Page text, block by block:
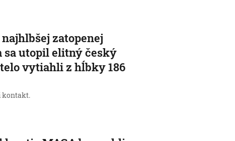
zatopenej
sa utopil elitný český
vytiahli z hĺbky 186
kontakt.